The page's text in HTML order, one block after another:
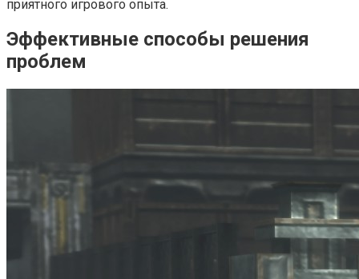
приятного игрового опыта.
Эффективные способы решения
проблем